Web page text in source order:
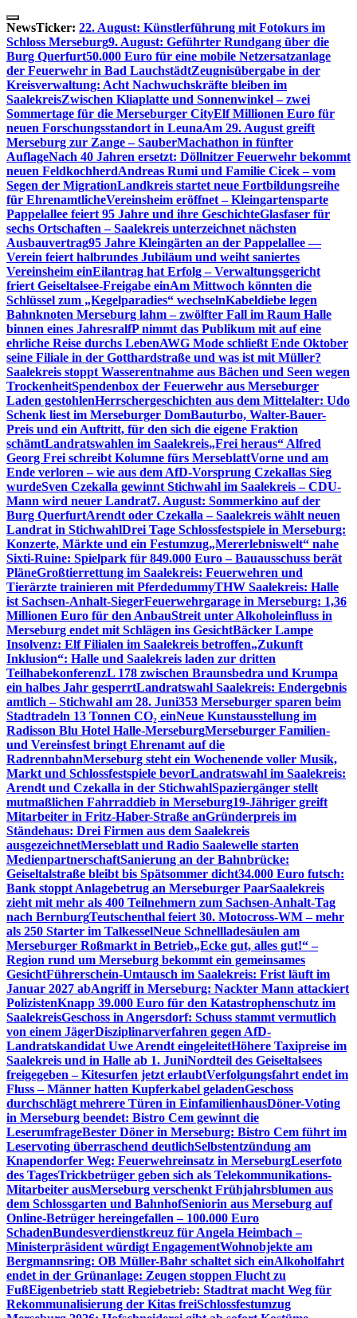
Skip
to
content
NewsTicker: 22. August: Künstlerführung mit Fotokurs im
Schloss Merseburg9. August: Geführter Rundgang über die
Burg Querfurt50.000 Euro für eine mobile Netzersatzanlage
der Feuerwehr in Bad LauchstädtZeugnisübergabe in der
Kreisverwaltung: Acht Nachwuchskräfte bleiben im
SaalekreisZwischen Kliaplatte und Sonnenwinkel – zwei
Sommertage für die Merseburger CityElf Millionen Euro für
neuen Forschungsstandort in LeunaAm 29. August greift
Merseburg zur Zange – SauberMachathon in fünfter
AuflageNach 40 Jahren ersetzt: Döllnitzer Feuerwehr bekommt
neuen FeldkochherdAndreas Rumi und Familie Cicek – vom
Segen der MigrationLandkreis startet neue Fortbildungsreihe
für EhrenamtlicheVereinsheim eröffnet – Kleingartensparte
Pappelallee feiert 95 Jahre und ihre GeschichteGlasfaser für
sechs Ortschaften – Saalekreis unterzeichnet nächsten
Ausbauvertrag95 Jahre Kleingärten an der Pappelallee —
Verein feiert halbrundes Jubiläum und weiht saniertes
Vereinsheim einEilantrag hat Erfolg – Verwaltungsgericht
friert Geiseltalsee-Freigabe einAm Mittwoch könnten die
Schlüssel zum „Kegelparadies“ wechselnKabeldiebe legen
Bahnknoten Merseburg lahm – zwölfter Fall im Raum Halle
binnen eines JahresralfP nimmt das Publikum mit auf eine
ehrliche Reise durchs LebenAWG Mode schließt Ende Oktober
seine Filiale in der Gotthardstraße und was ist mit Müller?
Saalekreis stoppt Wasserentnahme aus Bächen und Seen wegen
TrockenheitSpendenbox der Feuerwehr aus Merseburger
Laden gestohlenHerrschergeschichten aus dem Mittelalter: Udo
Schenk liest im Merseburger DomBauturbo, Walter-Bauer-
Preis und ein Auftritt, für den sich die eigene Fraktion
schämtLandratswahlen im Saalekreis„Frei heraus“ Alfred
Georg Frei schreibt Kolumne fürs MerseblattVorne und am
Ende verloren – wie aus dem AfD-Vorsprung Czekallas Sieg
wurdeSven Czekalla gewinnt Stichwahl im Saalekreis – CDU-
Mann wird neuer Landrat7. August: Sommerkino auf der
Burg QuerfurtArendt oder Czekalla – Saalekreis wählt neuen
Landrat in StichwahlDrei Tage Schlossfestspiele in Merseburg:
Konzerte, Märkte und ein Festumzug„Mererlebniswelt“ nahe
Sixti-Ruine: Spielpark für 849.000 Euro – Bauausschuss berät
PläneGroßtierrettung im Saalekreis: Feuerwehren und
Tierärzte trainieren mit PferdedummyTHW Saalekreis: Halle
ist Sachsen-Anhalt-SiegerFeuerwehrgarage in Merseburg: 1,36
Millionen Euro für den AnbauStreit unter Alkoholeinfluss in
Merseburg endet mit Schlägen ins GesichtBäcker Lampe
Insolvenz: Elf Filialen im Saalekreis betroffen„Zukunft
Inklusion“: Halle und Saalekreis laden zur dritten
TeilhabekonferenzL 178 zwischen Braunsbedra und Krumpa
ein halbes Jahr gesperrtLandratswahl Saalekreis: Endergebnis
amtlich – Stichwahl am 28. Juni353 Merseburger sparen beim
Stadtradeln 13 Tonnen CO₂ einNeue Kunstausstellung im
Radisson Blu Hotel Halle-MerseburgMerseburger Familien-
und Vereinsfest bringt Ehrenamt auf die
RadrennbahnMerseburg steht ein Wochenende voller Musik,
Markt und Schlossfestspiele bevorLandratswahl im Saalekreis:
Arendt und Czekalla in der StichwahlSpaziergänger stellt
mutmaßlichen Fahrraddieb in Merseburg19-Jähriger greift
Mitarbeiter in Fritz-Haber-Straße anGründerpreis im
Ständehaus: Drei Firmen aus dem Saalekreis
ausgezeichnetMerseblatt und Radio Saalewelle starten
MedienpartnerschaftSanierung an der Bahnbrücke:
Geiseltalstraße bleibt bis Spätsommer dicht34.000 Euro futsch:
Bank stoppt Anlagebetrug an Merseburger PaarSaalekreis
zieht mit mehr als 400 Teilnehmern zum Sachsen-Anhalt-Tag
nach BernburgTeutschenthal feiert 30. Motocross-WM – mehr
als 250 Starter im TalkesselNeue Schnellladesäulen am
Merseburger Roßmarkt in Betrieb„Ecke gut, alles gut!“ –
Region rund um Merseburg bekommt ein gemeinsames
GesichtFührerschein-Umtausch im Saalekreis: Frist läuft im
Januar 2027 abAngriff in Merseburg: Nackter Mann attackiert
PolizistenKnapp 39.000 Euro für den Katastrophenschutz im
SaalekreisGeschoss in Angersdorf: Schuss stammt vermutlich
von einem JägerDisziplinarverfahren gegen AfD-
Landratskandidat Uwe Arendt eingeleitetHöhere Taxipreise im
Saalekreis und in Halle ab 1. JuniNordteil des Geiseltalsees
freigegeben – Kitesurfen jetzt erlaubtVerfolgungsfahrt endet im
Fluss – Männer hatten Kupferkabel geladenGeschoss
durchschlägt mehrere Türen in EinfamilienhausDöner-Voting
in Merseburg beendet: Bistro Cem gewinnt die
LeserumfrageBester Döner in Merseburg: Bistro Cem führt im
Leservoting überraschend deutlichSelbstentzündung am
Knapendorfer Weg: Feuerwehreinsatz in MerseburgLeserfoto
des TagesTrickbetrüger geben sich als Telekommunikations-
Mitarbeiter ausMerseburg verschenkt Frühjahrsblumen aus
dem Schlossgarten und BahnhofSeniorin aus Merseburg auf
Online-Betrüger hereingefallen – 100.000 Euro
SchadenBundesverdienstkreuz für Angela Heimbach –
Ministerpräsident würdigt EngagementWohnobjekte am
Bergmannsring: OB Müller-Bahr schaltet sich einAlkoholfahrt
endet in der Grünanlage: Zeugen stoppen Flucht zu
FußEigenbetrieb statt Regiebetrieb: Stadtrat macht Weg für
Rekommunalisierung der Kitas freiSchlossfestumzug